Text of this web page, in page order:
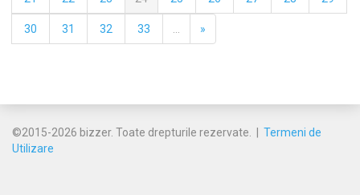
30 31 32 33 »
©2015-2026 bizzer. Toate drepturile rezervate. | Termeni de
Utilizare